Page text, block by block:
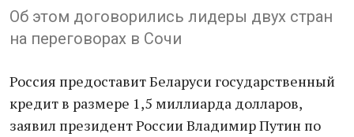
Об этом договорились лидеры двух стран
на переговорах в Сочи
Россия предоставит Беларуси государственный
кредит в размере 1,5 миллиарда долларов,
заявил президент России Владимир Путин по